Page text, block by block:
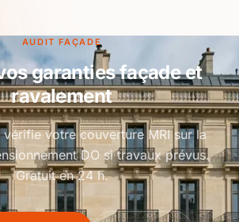
AUDIT FAÇADE
garanties façade et
ravalement
votre couverture MRI sur la
DO si travaux prévus.
Gratuit en 24 h.